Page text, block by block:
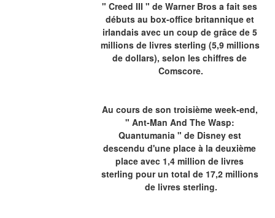
" Creed III " de Warner Bros a fait ses
débuts au box-office britannique et
irlandais avec un coup de grâce de 5
millions de livres sterling (5,9 millions
de dollars), selon les chiffres de
Comscore.
Au cours de son troisième week-end,
" Ant-Man And The Wasp:
Quantumania " de Disney est
descendu d'une place à la deuxième
place avec 1,4 million de livres
sterling pour un total de 17,2 millions
de livres sterling.